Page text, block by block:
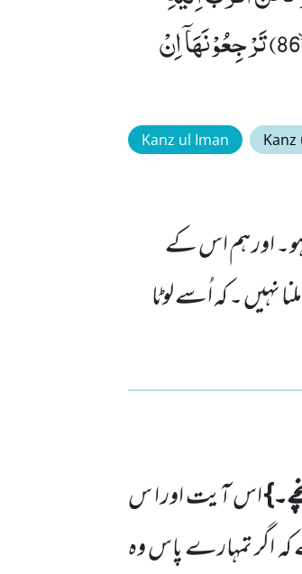
مِنْكُمْ وَ لٰـكِنْ لَّا تُبْصِرُوْنَ(85) فَلَوْ لَاۤ اِنْ كُنْتُمْ غَیْرَ مَدِیْنِیْنَۙ (86) تَرْجِعُوْنَهَاۤ اِنْ
Kanz ul Iman Kanz
اور ہم اس کے
نہیں ۔ کہ اُسے لوٹا
اس آیت اور ا س
اگر تمہارے پاس وہ